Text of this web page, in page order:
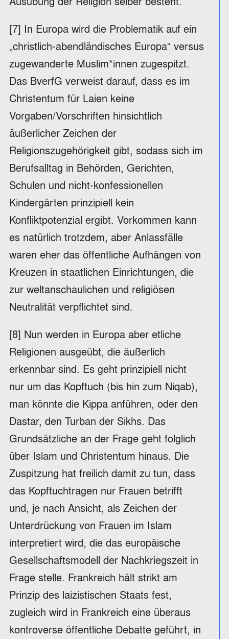
[7] In Europa wird die Problematik auf ein
„christlich-abendländisches Europa“ versus
zugewanderte Muslim*innen zugespitzt.
Das BverfG verweist darauf, dass es im
Christentum für Laien keine
Vorgaben/Vorschriften hinsichtlich
äußerlicher Zeichen der
Religionszugehörigkeit gibt, sodass sich im
Berufsalltag in Behörden, Gerichten,
Schulen und nicht-konfessionellen
Kindergärten prinzipiell kein
Konfliktpotenzial ergibt. Vorkommen kann
es natürlich trotzdem, aber Anlassfälle
waren eher das öffentliche Aufhängen von
Kreuzen in staatlichen Einrichtungen, die
zur weltanschaulichen und religiösen
Neutralität verpflichtet sind.
[8] Nun werden in Europa aber etliche
Religionen ausgeübt, die äußerlich
erkennbar sind. Es geht prinzipiell nicht
nur um das Kopftuch (bis hin zum Niqab),
man könnte die Kippa anführen, oder den
Dastar, den Turban der Sikhs. Das
Grundsätzliche an der Frage geht folglich
über Islam und Christentum hinaus. Die
Zuspitzung hat freilich damit zu tun, dass
das Kopftuchtragen nur Frauen betrifft
und, je nach Ansicht, als Zeichen der
Unterdrückung von Frauen im Islam
interpretiert wird, die das europäische
Gesellschaftsmodell der Nachkriegszeit in
Frage stelle. Frankreich hält strikt am
Prinzip des laizistischen Staats fest,
zugleich wird in Frankreich eine überaus
kontroverse öffentliche Debatte geführt, in